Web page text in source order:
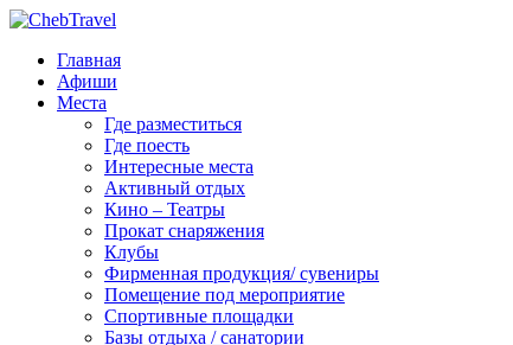
Главная
Афиши
Места
Где разместиться
Где поесть
Интересные места
Активный отдых
Кино – Театры
Прокат снаряжения
Клубы
Фирменная продукция/ сувениры
Помещение под мероприятие
Спортивные площадки
Базы отдыха / санатории